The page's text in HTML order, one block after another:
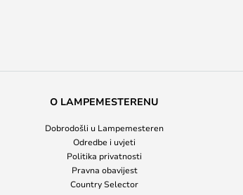
O LAMPEMESTERENU
Dobrodošli u Lampemesteren
Odredbe i uvjeti
Politika privatnosti
Pravna obavijest
Country Selector